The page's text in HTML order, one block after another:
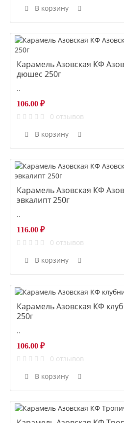
В корзину
Карамель Азовская КФ
дюшес 250г
..
106.00 ₽
0 отзывов
В корзину
Карамель Азовская КФ
эвкалипт 250г
..
116.00 ₽
0 отзывов
В корзину
Карамель Азовская КФ
250г
..
106.00 ₽
0 отзывов
В корзину